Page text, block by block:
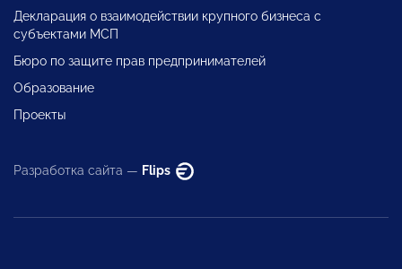
Декларация о взаимодействии крупного бизнеса с
субъектами МСП
Бюро по защите прав предпринимателей
Образование
Проекты
Разработка сайта — Flips